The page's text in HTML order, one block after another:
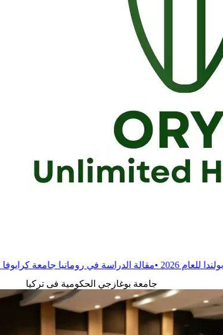
الدراسة في رومانيا جامعة كرايوفا للطب والصيدلة •مقالة
جامعة بوغازجي الحكومية فى تركيا